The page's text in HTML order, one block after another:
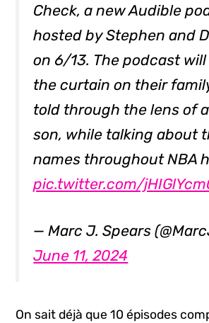
Check, a new Audible
hosted by Stephen and
on 6/13. The podcast
the curtain on their
told through the lens of
son, while talking about
names throughout NBA
pic.twitter.com/
— Marc J. Spears
June 11, 2024
On sait déjà que 10 épisodes